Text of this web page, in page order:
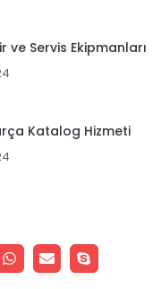
ve Servis Ekipmanları
Katalog Hizmeti